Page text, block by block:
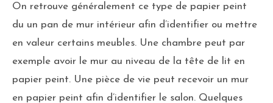
On retrouve généralement ce type de papier peint
du un pan de mur intérieur afin d’identifier ou mettre
en valeur certains meubles. Une chambre peut par
exemple avoir le mur au niveau de la tête de lit en
papier peint. Une pièce de vie peut recevoir un mur
en papier peint afin d’identifier le salon. Quelques